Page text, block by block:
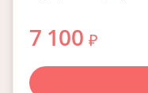
7 100 ₽